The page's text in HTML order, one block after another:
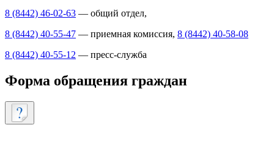
8 (8442) 46-02-63 — общий отдел,
8 (8442) 40-55-47 — приемная комиссия, 8 (8442) 40-58-08
8 (8442) 40-55-12 — пресс-служба
Форма обращения граждан